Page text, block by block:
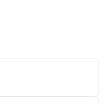
sorumludur.